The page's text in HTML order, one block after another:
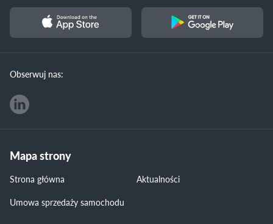
Obserwuj nas:
Mapa strony
Strona główna
Aktualności
Umowa sprzedaży samochodu